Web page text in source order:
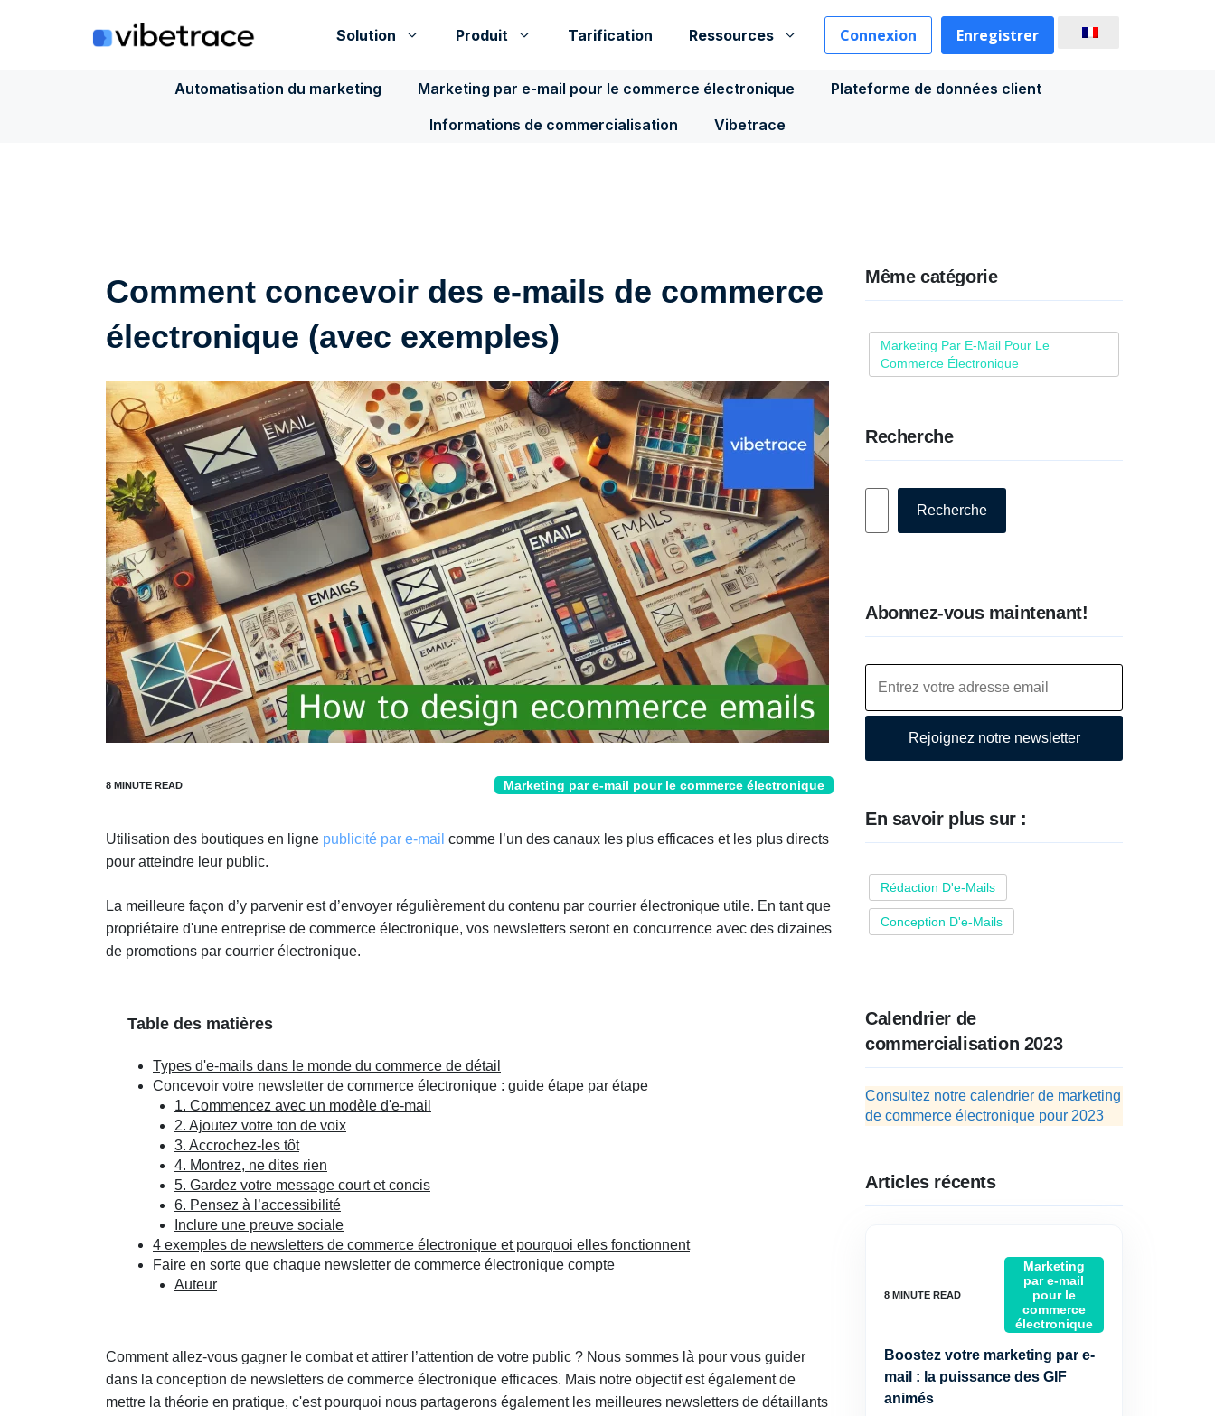
Solution Produit Tarification Ressources Connexion Enregistrer
Automatisation du marketing Marketing par e-mail pour le commerce électronique
Plateforme de données client
Informations de commercialisation
Vibetrace
Comment concevoir des e-mails de commerce
électronique (avec exemples)
Marketing par e-mail pour le commerce électronique
Utilisation des boutiques en ligne publicité par e-mail comme l’un des canaux les plus efficaces et les plus directs
pour atteindre leur public.
La meilleure façon d’y parvenir est d’envoyer régulièrement du contenu par courrier électronique utile. En tant que
propriétaire d'une entreprise de commerce électronique, vos newsletters seront en concurrence avec des dizaines
de promotions par courrier électronique.
Table des matières
Types d'e-mails dans le monde du commerce de détail
Concevoir votre newsletter de commerce électronique : guide étape par étape
1. Commencez avec un modèle d'e-mail
2. Ajoutez votre ton de voix
3. Accrochez-les tôt
4. Montrez, ne dites rien
5. Gardez votre message court et concis
6. Pensez à l’accessibilité
Inclure une preuve sociale
4 exemples de newsletters de commerce électronique et pourquoi elles fonctionnent
Faire en sorte que chaque newsletter de commerce électronique compte
Auteur
Comment allez-vous gagner le combat et attirer l’attention de votre public ? Nous sommes là pour vous guider
dans la conception de newsletters de commerce électronique efficaces. Mais notre objectif est également de
mettre la théorie en pratique, c'est pourquoi nous partagerons également les meilleures newsletters de détaillants
Même catégorie
Marketing Par E-Mail Pour Le
Commerce Électronique
Recherche
Recherche
Abonnez-vous maintenant!
Rejoignez notre newsletter
En savoir plus sur :
Rédaction D'e-Mails
Conception D'e-Mails
Calendrier de
commercialisation 2023
Consultez notre calendrier de marketing
de commerce électronique pour 2023
Articles récents
Marketing
par e-mail
pour le
commerce
électronique
Boostez votre marketing par e-
mail : la puissance des GIF
animés